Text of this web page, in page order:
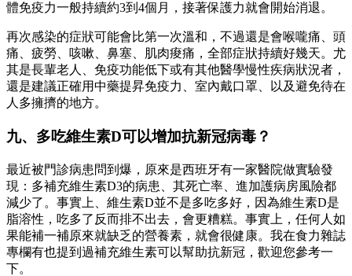
體免疫力一般持續約3到4個月，接著保護力就會開始消退。
再次感染的症狀可能會比第一次溫和，不過還是會喉嚨痛、頭
痛、疲勞、咳嗽、鼻塞、肌肉痠痛，全部症狀持續好幾天。尤
其是長輩老人、免疫功能低下或有其他醫學慢性疾病狀況者，
還是建議正確用中藥提昇免疫力、室內戴口罩、以及避免待在
人多擁擠的地方。
九、多吃維生素D可以增加抗新冠病毒？
最近被門診病患問到爆，原來是西班牙有一家醫院做實驗發
現：多補充維生素D3的病患、其死亡率、進加護病房風險都
減少了。事實上、維生素D並不是多吃多好，因為維生素D是
脂溶性，吃多了反而排不出去，會更糟糕。事實上，任何人如
果能補一補原來就缺乏的營養素，就會很健康。我在食力雜誌
專欄有也提到過補充維生素可以幫助抗新冠，歡迎您參考一
下。